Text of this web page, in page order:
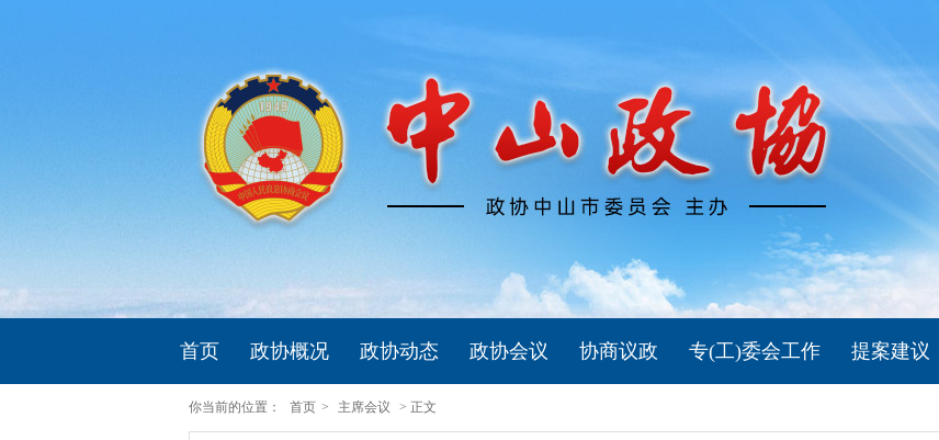
首页 政协概况 政协动态 政协会议 协商议政 专(工)委会工作 提案建议
你当前的位置： 首页 > 主席会议 > 正文